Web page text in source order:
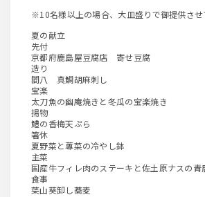
※10名様以上の場合、大皿盛りで御提供させ
夏の献立
先付
京都府鹿島屋豆腐店 寄せ豆腐
造り
間八 真鯛胡麻刺し
宝楽
太刀魚の幽庵焼きと冬瓜の宝楽焼き
揚物
鱧の香梅天ぷら
箸休
夏野菜と蓴菜の冷やし鉢
主菜
国産牛フィレ肉のステーキと佐土原ナスの青
食事
葉山葵卸し蕎麦